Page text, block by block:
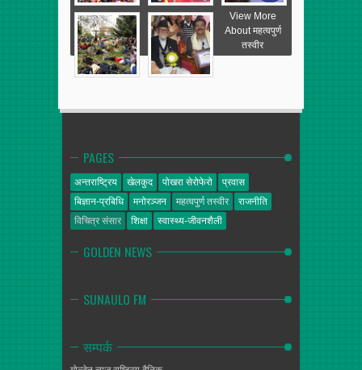
View More
About महत्वपुर्ण
तस्वीर
PAGES
अन्तराष्ट्रिय खेलकुद पोखरा सेरोफेरो
प्रवास
बिज्ञान-प्रबिधि
मनोरञ्जन महत्वपुर्ण तस्वीर
राजनीति
विचित्र संसार
शिक्षा स्वास्थ्य-जीवनशैली
GOLDEN NEWS
SUNAULO FM
सम्पर्क